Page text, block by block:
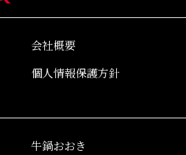
会社概要
個人情報保護方針
牛鍋おおき